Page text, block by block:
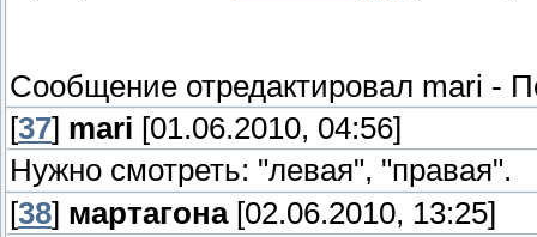
Сообщение отредактировал mari -
[37] mari [01.06.2010, 04:56]
Нужно смотреть: "левая", "правая".
[38] мартагона[02.06.2010, 13:25]